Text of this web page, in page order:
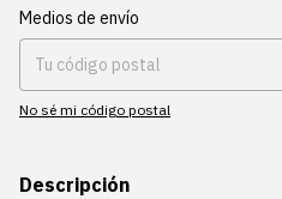
Entregas para el CP:
Medios de envío
No sé mi código postal
Descripción